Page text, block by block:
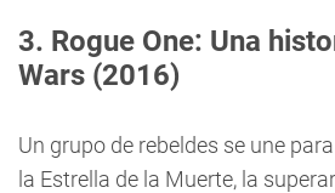
3. Rogue One: Una
Wars (2016)
Un grupo de rebeldes se une
la Estrella de la Muerte, la